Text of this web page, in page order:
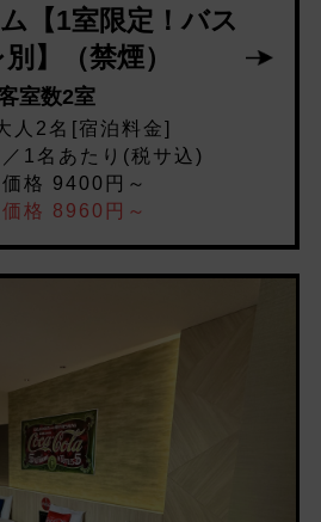
【1室限定！バス
】（禁煙）
室数2室
人2名[宿泊料金]
1名あたり(税サ込)
格 9400円～
格 8960円～